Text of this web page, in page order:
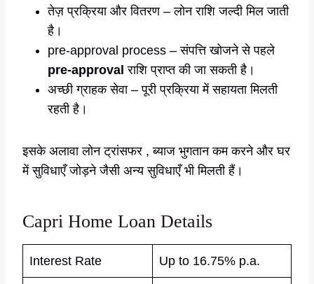
तेज़ प्रक्रिया और वितरण – लोन राशि जल्दी मिल जाती
है।
pre-approval process – संपत्ति खोजने से पहले
pre-approvalराशि प्राप्त की जा सकती है।
अच्छी ग्राहक सेवा – पूरी प्रक्रिया में सहायता मिलती
रहती है।
इसके अलावा लोन ट्रांसफर , ब्याज भुगतान कम करने और घर
में सुविधाएँ जोड़ने जैसी अन्य सुविधाएँ भी मिलती हैं।
Capri Home Loan Details
Interest Rate Up to 16.75% p.a.